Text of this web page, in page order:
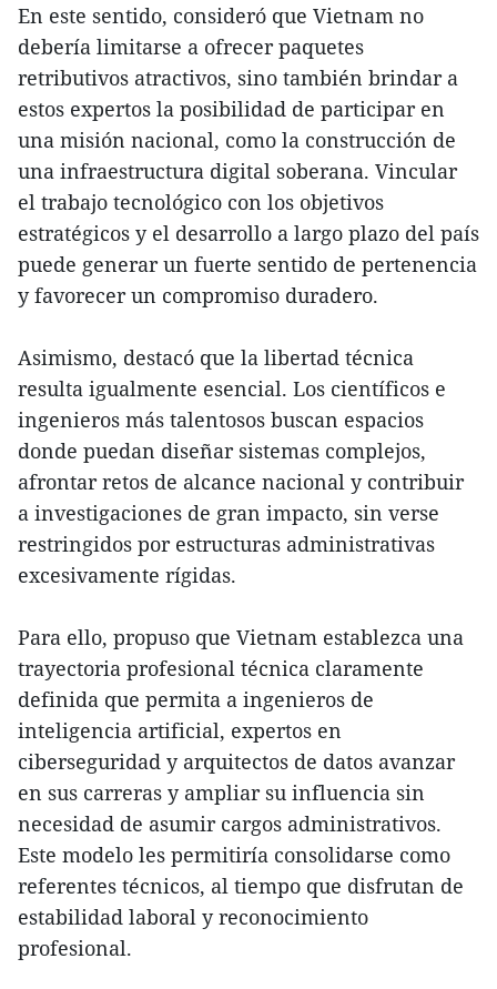
En este sentido, consideró que Vietnam no
debería limitarse a ofrecer paquetes
retributivos atractivos, sino también brindar a
estos expertos la posibilidad de participar en
una misión nacional, como la construcción de
una infraestructura digital soberana. Vincular
el trabajo tecnológico con los objetivos
estratégicos y el desarrollo a largo plazo del país
puede generar un fuerte sentido de pertenencia
y favorecer un compromiso duradero.
Asimismo, destacó que la libertad técnica
resulta igualmente esencial. Los científicos e
ingenieros más talentosos buscan espacios
donde puedan diseñar sistemas complejos,
afrontar retos de alcance nacional y contribuir
a investigaciones de gran impacto, sin verse
restringidos por estructuras administrativas
excesivamente rígidas.
Para ello, propuso que Vietnam establezca una
trayectoria profesional técnica claramente
definida que permita a ingenieros de
inteligencia artificial, expertos en
ciberseguridad y arquitectos de datos avanzar
en sus carreras y ampliar su influencia sin
necesidad de asumir cargos administrativos.
Este modelo les permitiría consolidarse como
referentes técnicos, al tiempo que disfrutan de
estabilidad laboral y reconocimiento
profesional.